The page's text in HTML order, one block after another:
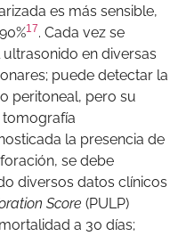
es más sensible,
17. Cada vez se
en diversas
puede detectar la
peritoneal, pero su
tomografía
la presencia de
se debe
diversos datos clínicos
Score (PULP)
a 30 días;